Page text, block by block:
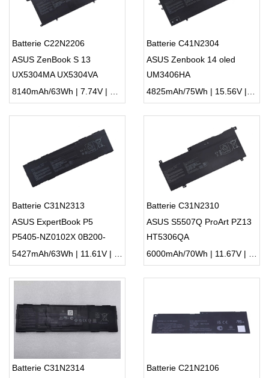
Batterie C22N2206
ASUS ZenBook S 13
UX5304MA UX5304VA
8140mAh/63Wh | 7.74V | Li-ion ...
Batterie C41N2304
ASUS Zenbook 14 oled
UM3406HA
4825mAh/75Wh | 15.56V | Li-ion ...
Batterie C31N2313
ASUS ExpertBook P5
P5405-NZ0102X 0B200-
04580000
5427mAh/63Wh | 11.61V | Li-ion ...
Batterie C31N2310
ASUS S5507Q ProArt PZ13
HT5306QA
6000mAh/70Wh | 11.67V | Li-ion ...
Batterie C31N2314
Batterie C21N2106